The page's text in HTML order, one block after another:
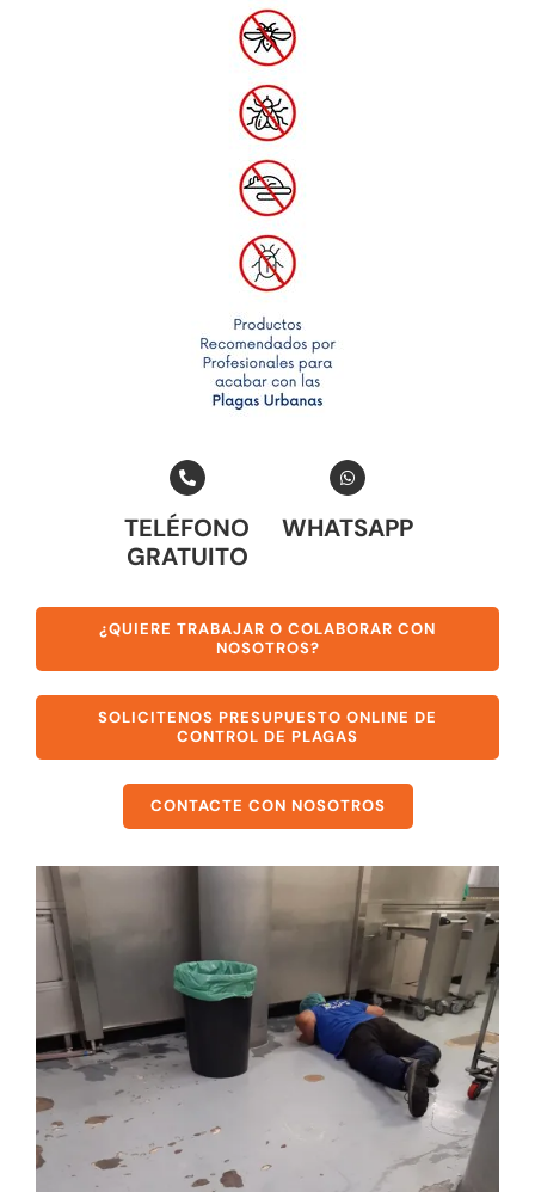
TELÉFONO
GRATUITO
WHATSAPP
¿QUIERE TRABAJAR O COLABORAR CON
NOSOTROS?
SOLICITENOS PRESUPUESTO ONLINE DE
CONTROL DE PLAGAS
CONTACTE CON NOSOTROS